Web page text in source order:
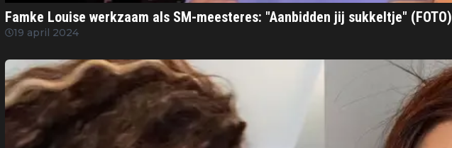
Famke Louise werkzaam als SM-meesteres: "Aanbidden jij sukkeltje" (FOTO)
19 april 2024